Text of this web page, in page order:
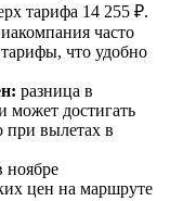
тарифа 14 255 ₽.
часто
что удобно
разница в
может достигать
при вылетах в
ноябре
цен на маршруте